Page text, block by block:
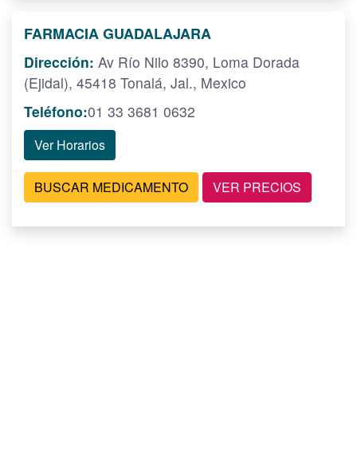
FARMACIA GUADALAJARA
Dirección: Av Río Nilo 8390, Loma Dorada
(Ejidal), 45418 Tonalá, Jal., Mexico
Teléfono:01 33 3681 0632
Ver Horarios
BUSCAR MEDICAMENTO VER PRECIOS